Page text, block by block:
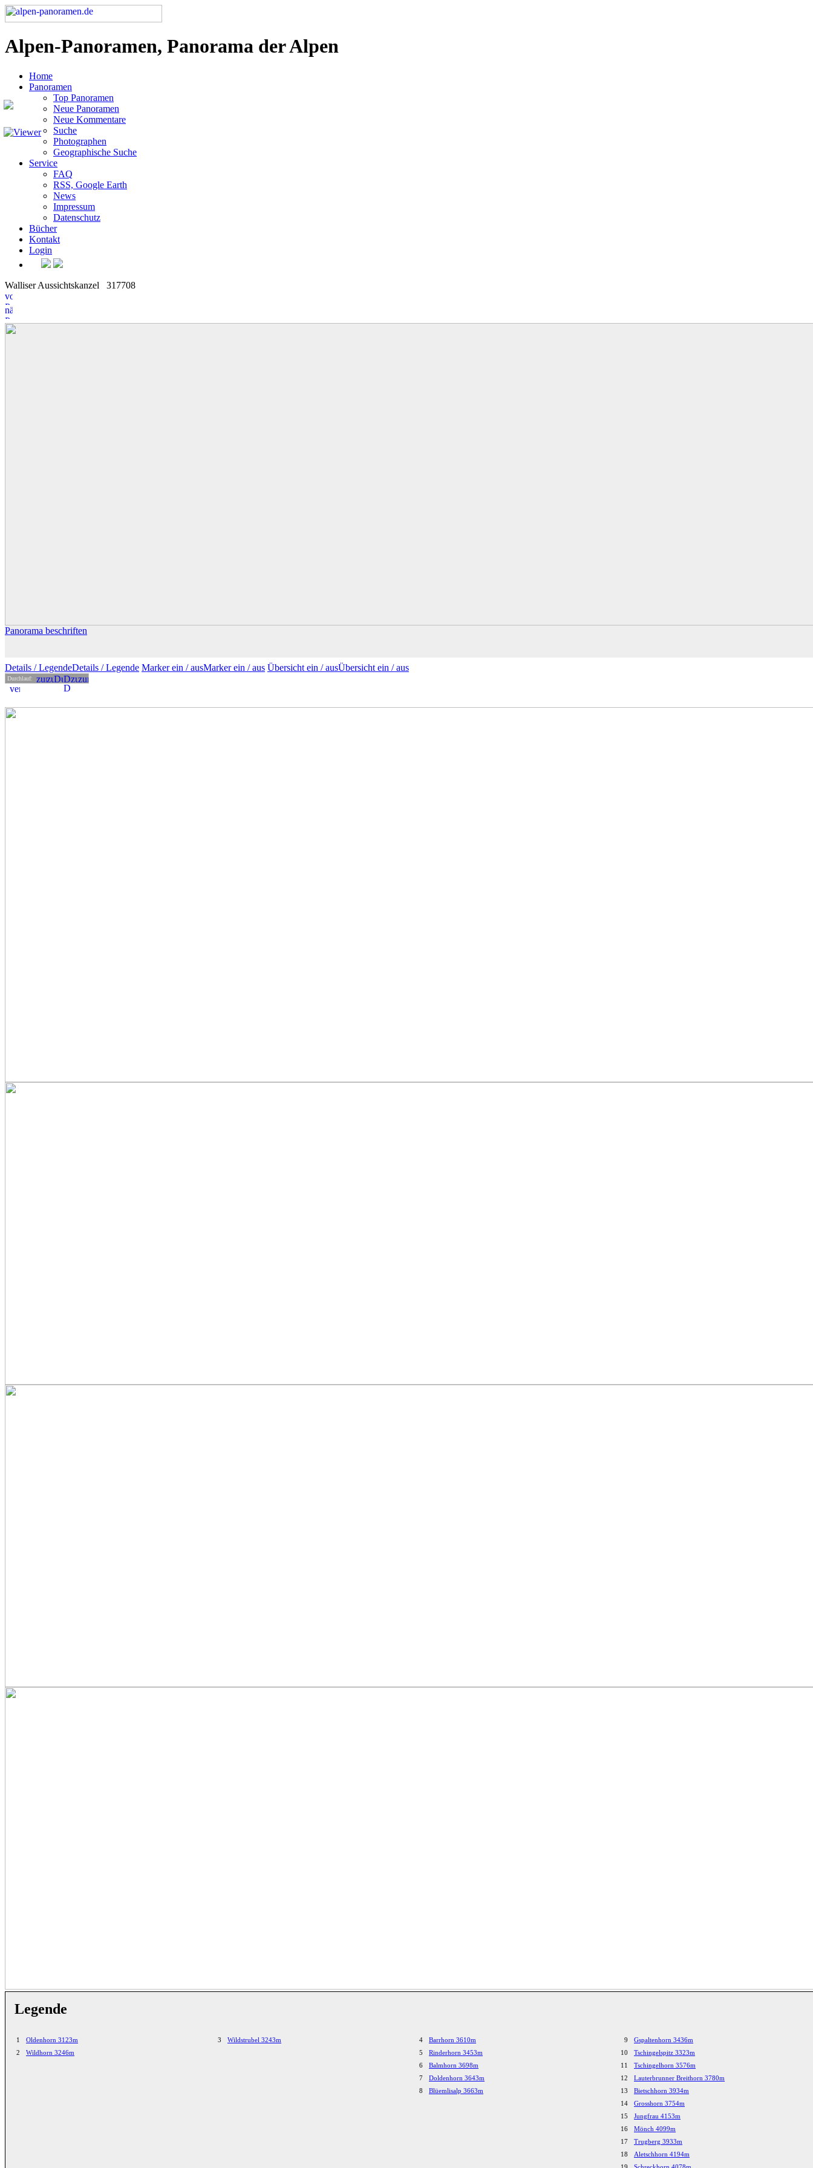
Alpen-Panoramen, Panorama der Alpen
Home
Panoramen
Top Panoramen
Neue Panoramen
Neue Kommentare
Suche
Photographen
Geographische Suche
Service
FAQ
RSS, Google Earth
News
Impressum
Datenschutz
Bücher
Kontakt
Login
Walliser Aussichtskanzel 31 7708
Panorama beschriften
Details / LegendeDetails /Legende Marker ein /ausMarkerein / aus Übersicht ein /ausÜbersicht ein / aus
Durchlauf:
Legende
1
Oldenhorn 3123m
2
Wildhorn 3246m
3 Wildstrubel 3243m 4
Barrhorn 3610m
5
Rinderhorn 3453m
6
Balmhorn 3698m
7
Doldenhorn 3643m
8
Blüemlisalp 3663m
9
Gspaltenhorn 3436m
10
Tschingelspitz 3323m
11
Tschingelhorn 3576m
12
Lauterbrunner Breithorn 3780m
13
Bietschhorn 3934m
14
Grosshorn 3754m
15
Jungfrau 4153m
16
Mönch 4099m
17
Trugberg 3933m
18
Aletschhorn 4194m